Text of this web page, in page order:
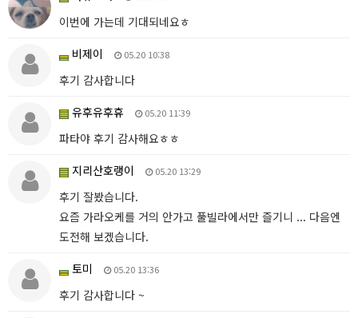
이번에 가는데 기대되네요ㅎ
비제이
05.20 10:38
후기 감사합니다
유후유후휴
05.20 11:39
파타야 후기 감사해요ㅎㅎ
지리산호랭이
05.20 13:29
후기 잘봤습니다.
요즘 가라오케를 거의 안가고 풀빌라에서만 즐기니 ... 다음엔
도전해 보겠습니다.
토미
05.20 13:36
후기 감사합니다 ~